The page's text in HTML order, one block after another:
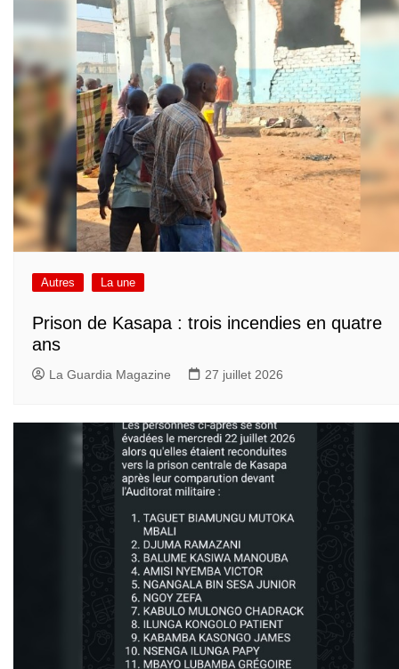
Autres La une
Prison de Kasapa : trois incendies en quatre
ans
La Guardia Magazine 27 juillet 2026